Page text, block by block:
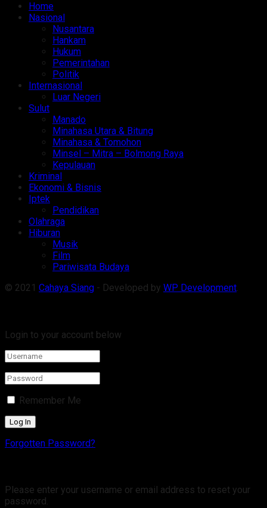
Home
Nasional
Nusantara
Hankam
Hukum
Pemerintahan
Politik
Internasional
Luar Negeri
Sulut
Manado
Minahasa Utara & Bitung
Minahasa & Tomohon
Minsel – Mitra – Bolmong Raya
Kepulauan
Kriminal
Ekonomi & Bisnis
Iptek
Pendidikan
Olahraga
Hiburan
Musik
Film
Pariwisata Budaya
© 2021 Cahaya Siang - Developed by WP Development.
Login to your account below
Remember Me
Forgotten Password?
Please enter your username or email address to reset your
password.